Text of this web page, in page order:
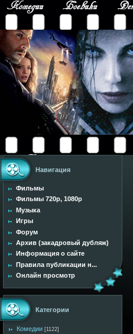
Навигация
Фильмы
Фильмы 720p, 1080p
Музыка
Игры
Форум
Архив (закадровый дубляж)
Информация о сайте
Правила публикации н...
Онлайн просмотр
Категории
Комедии [1122]